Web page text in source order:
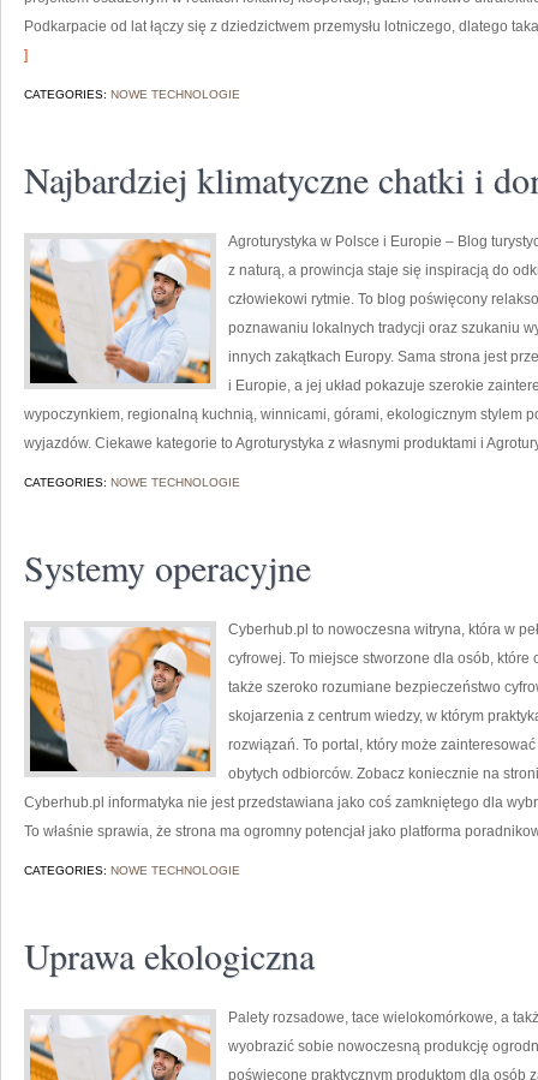
Podkarpacie od lat łączy się z dziedzictwem przemysłu lotniczego, dlatego
]
CATEGORIES: NOWE TECHNOLOGIE
Najbardziej klimatyczne chatki i
Agroturystyka w Polsce i Europie – Blog
z naturą, a prowincja staje się inspiracją do
człowiekowi rytmie. To blog poświęcony
poznawaniu lokalnych tradycji oraz szukaniu
innych zakątkach Europy. Sama strona jest
i Europie, a jej układ pokazuje szerokie
wypoczynkiem, regionalną kuchnią, winnicami, górami, ekologicznym stylem
wyjazdów. Ciekawe kategorie to Agroturystyka z własnymi produktami i
CATEGORIES: NOWE TECHNOLOGIE
Systemy operacyjne
Cyberhub.pl to nowoczesna witryna, która w
cyfrowej. To miejsce stworzone dla osób, które
także szeroko rozumiane bezpieczeństwo
skojarzenia z centrum wiedzy, w którym
rozwiązań. To portal, który może
obytych odbiorców. Zobacz koniecznie na
Cyberhub.pl informatyka nie jest przedstawiana jako coś zamkniętego dla
To właśnie sprawia, że strona ma ogromny potencjał jako platforma
CATEGORIES: NOWE TECHNOLOGIE
Uprawa ekologiczna
Palety rozsadowe, tace wielokomórkowe, a
wyobrazić sobie nowoczesną produkcję
poświęcone praktycznym produktom dla osób